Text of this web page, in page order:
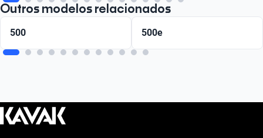
Outros modelos relacionados
500 500e